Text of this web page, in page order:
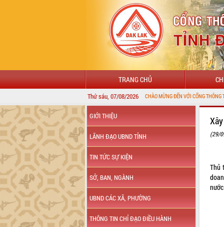
TRANG CHỦ
Thứ sáu, 07/08/2026
GIỚI THIỆU
LÃNH ĐẠO UBND TỈNH
TIN TỨC SỰ KIỆN
SỞ, BAN, NGÀNH
UBND CÁC XÃ, PHƯỜNG
THÔNG TIN CHỈ ĐẠO ĐIỀU HÀNH
(29/
Thủ